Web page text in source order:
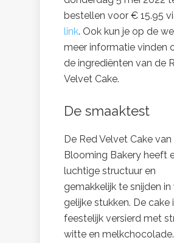
bestellen voor € 15.95
link. Ook kun je op de
meer informatie vinden
de ingrediënten van de
Velvet Cake.
De smaaktest
De Red Velvet Cake van
Blooming Bakery heeft
luchtige structuur en
gemakkelijk te snijden in
gelijke stukken. De cake
feestelijk versierd met
witte en